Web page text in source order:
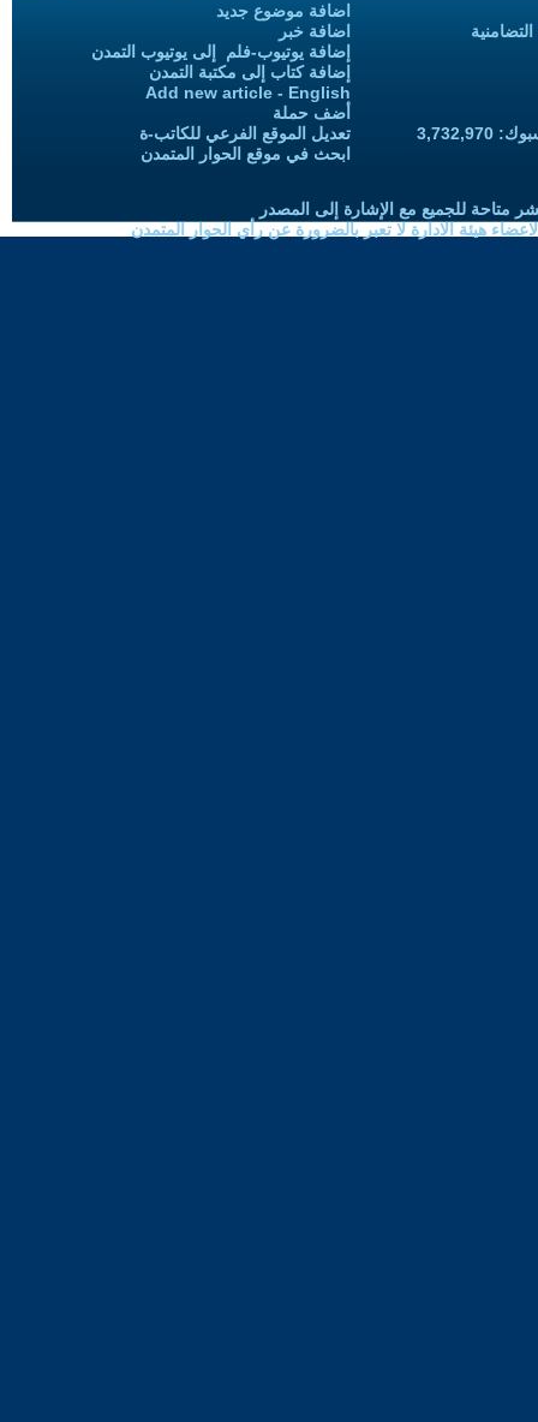
اضافة موضوع جديد
اضافة خبر
إضافة يوتيوب-فلم إلى يوتيوب التمدن
إضافة كتاب إلى مكتبة التمدن
Add new article - English
أضف حملة
تعديل الموقع الفرعي للكاتب-ة
ابحث في موقع الحوار المتمدن
متاحة للجميع مع الإشارة إلى المصدر
هيئة الادارة لا تعبر بالضرورة عن رأي الحوار المتمدن